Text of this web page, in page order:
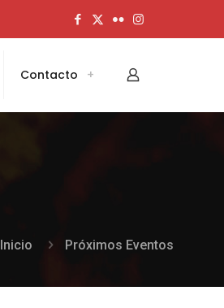
Contacto
Inicio Próximos Eventos